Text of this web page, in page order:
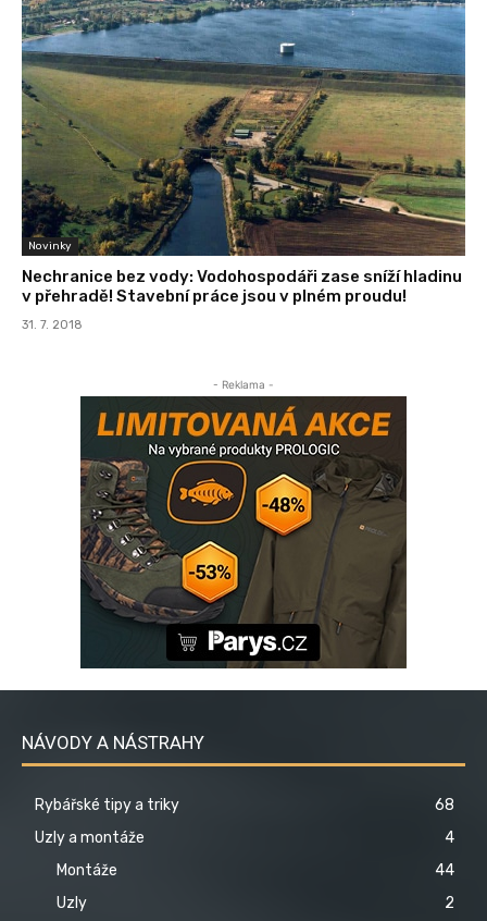
Novinky
Nechranice bez vody: Vodohospodáři zase sníží hladinu
v přehradě! Stavební práce jsou v plném proudu!
31. 7. 2018
- Reklama -
NÁVODY A NÁSTRAHY
Rybářské tipy a triky
68
Uzly a montáže
4
Montáže
44
Uzly
2